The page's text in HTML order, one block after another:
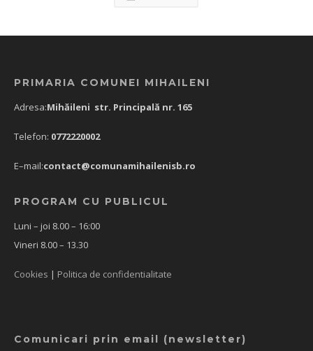
PRIMARIA COMUNEI MIHAILENI
Adresa:Mihăileni str. Principală nr. 165
Telefon: 0772220002
E–mail:contact@comunamihailenisb.ro
PROGRAM CU PUBLICUL
Luni – joi 8.00 – 16:00
Vineri 8.00 – 13.30
Cookies | Politica de confidentialitate
Comunicari prin email (newsletter)